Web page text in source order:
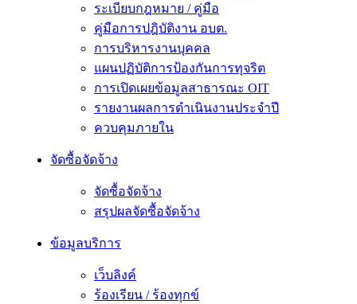
ระเบียบกฎหมาย / คู่มือ
คู่มือการปฎิบัติงาน อบต.
การบริหารงานบุคคล
แผนปฏิบัติการป้องกันการทุจริต
การเปิดเผยข้อมูลสาธารณะ OIT
รายงานผลการดำเนินงานประจำปี
ควบคุมภายใน
จัดซื้อจัดจ้าง
จัดซื้อจัดจ้าง
สรุปผลจัดซื้อจัดจ้าง
ข้อมูลบริการ
เว็บลิงค์
ร้องเรียน / ร้องทุกข์